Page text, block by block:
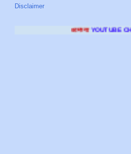
Disclaimer
YOUTUBE CHANNELला भेट देण्यासाठी